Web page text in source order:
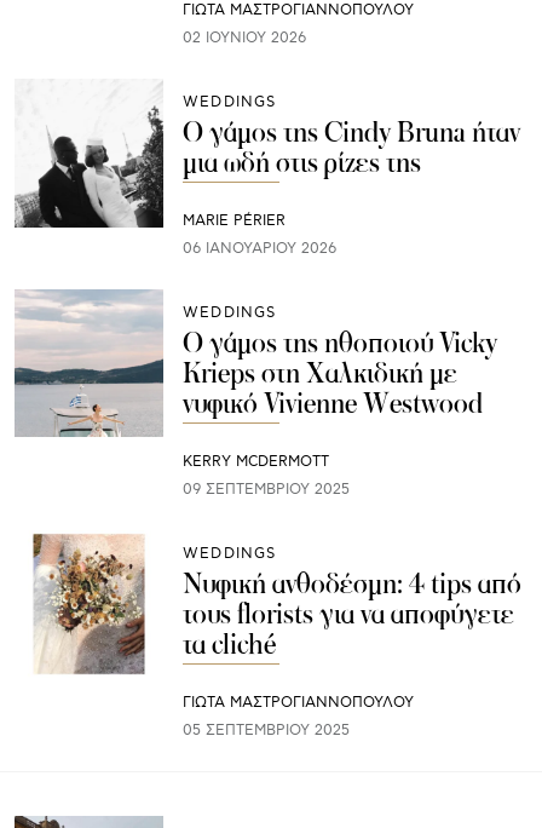
ΓΙΩΤΑ ΜΑΣΤΡΟΓΙΑΝΝΟΠΟΥΛΟΥ
02 ΙΟΥΝΊΟΥ 2026
WEDDINGS
Ο γάμος της Cindy Bruna ήταν
μια ωδή στις ρίζες της
MARIE PÉRIER
06 ΙΑΝΟΥΑΡΊΟΥ 2026
WEDDINGS
Ο γάμος της ηθοποιού Vicky
Krieps στη Χαλκιδική με
νυφικό Vivienne Westwood
KERRY MCDERMOTT
09 ΣΕΠΤΕΜΒΡΊΟΥ 2025
WEDDINGS
Νυφική ανθοδέσμη: 4 tips από
τους florists για να αποφύγετε
τα cliché
ΓΙΩΤΑ ΜΑΣΤΡΟΓΙΑΝΝΟΠΟΥΛΟΥ
05 ΣΕΠΤΕΜΒΡΊΟΥ 2025